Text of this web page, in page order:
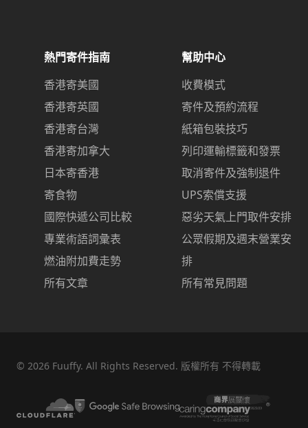
熱門寄件指南
香港寄美國
香港寄英國
香港寄台灣
香港寄加拿大
日本寄香港
寄食物
國際快遞公司比較
專業術語詞彙表
燃油附加費走勢
所有文章
幫助中心
收費模式
寄件及預約流程
紙箱包裝技巧
列印運輸標籤和發票
取消寄件及強制退件
UPS索償支援
惡劣天氣上門取件安排
公眾假期及週末營業安
排
所有常見問題
© 2026 Fuuffy. All Rights Reserved. 版權所有 不得轉載